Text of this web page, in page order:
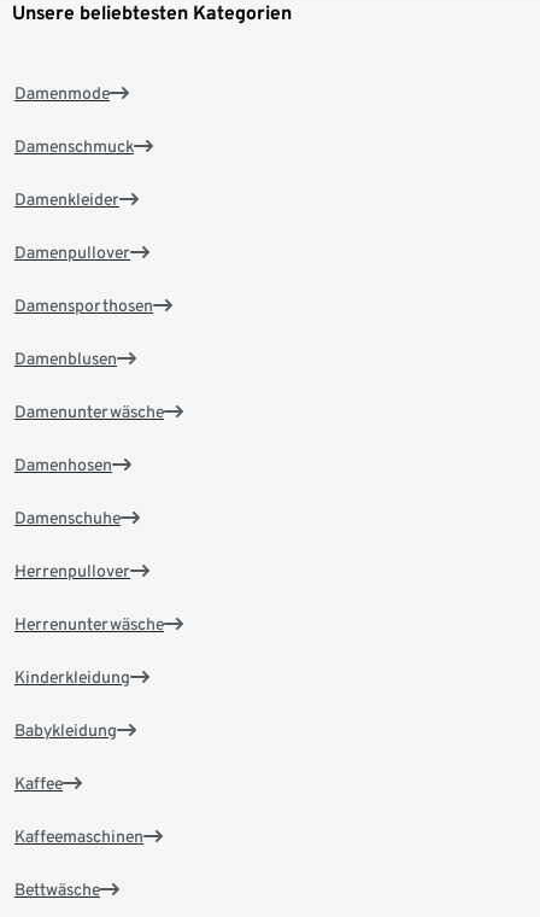
Unsere beliebtesten Kategorien
Damenmode
Damenschmuck
Damenkleider
Damenpullover
Damensporthosen
Damenblusen
Damenunterwäsche
Damenhosen
Damenschuhe
Herrenpullover
Herrenunterwäsche
Kinderkleidung
Babykleidung
Kaffee
Kaffeemaschinen
Bettwäsche